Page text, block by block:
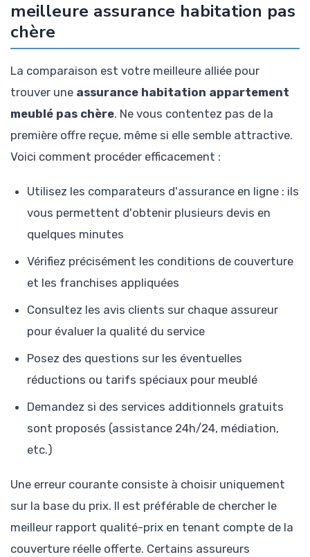
meilleure assurance habitation pas
chère
La comparaison est votre meilleure alliée pour
trouver une assurance habitation appartement
meublé pas chère. Ne vous contentez pas de la
première offre reçue, même si elle semble attractive.
Voici comment procéder efficacement :
Utilisez les comparateurs d'assurance en ligne : ils
vous permettent d'obtenir plusieurs devis en
quelques minutes
Vérifiez précisément les conditions de couverture
et les franchises appliquées
Consultez les avis clients sur chaque assureur
pour évaluer la qualité du service
Posez des questions sur les éventuelles
réductions ou tarifs spéciaux pour meublé
Demandez si des services additionnels gratuits
sont proposés (assistance 24h/24, médiation,
etc.)
Une erreur courante consiste à choisir uniquement
sur la base du prix. Il est préférable de chercher le
meilleur rapport qualité-prix en tenant compte de la
couverture réelle offerte. Certains assureurs